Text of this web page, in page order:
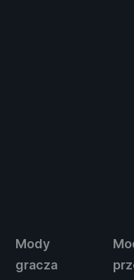
Mody
gracza